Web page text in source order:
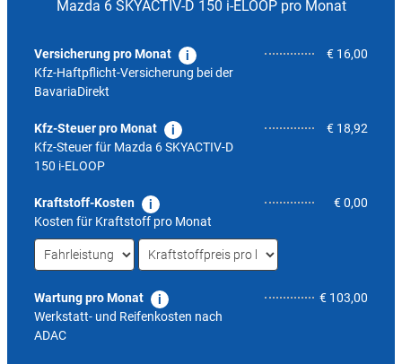
Mazda 6 SKYACTIV-D 150 i-ELOOP pro Monat
Versicherung pro Monat
Kfz-Haftpflicht-Versicherung bei der
BavariaDirekt
€ 16,00
Kfz-Steuer pro Monat
Kfz-Steuer für Mazda 6 SKYACTIV-D
150 i-ELOOP
€ 18,92
Kraftstoff-Kosten
Kosten für Kraftstoff pro Monat
€ 0,00
Wartung pro Monat
Werkstatt- und Reifenkosten nach
ADAC
€ 103,00